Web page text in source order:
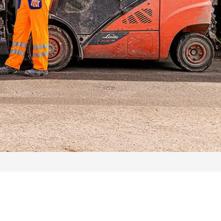
Service-Hotline: 04542 800 888
Service-Hotline: 04542 800 888